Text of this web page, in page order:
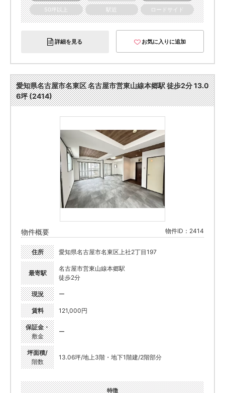
50坪以上
駅近 ロードサイド
詳細を見る お気に入りに追加
愛知県名古屋市名東区 名古屋市営東山線本郷駅 徒歩2分 13.0
6坪 (2414)
物件概要 物件ID：2414
住所 愛知県名古屋市名東区上社2丁目197
最寄駅
名古屋市営東山線本郷駅
徒歩2分
現況 ー
賃料 121,000円
保証金・
敷金
ー
坪面積/
階数
13.06坪/地上3階・地下1階建/2階部分
特徴